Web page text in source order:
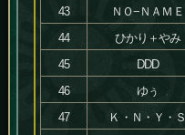
43
ＮＯ−ＮＡＭＥ
44
ひかり＋やみ
45
DDD
46
ゆぅ
47
Ｋ・Ｎ・Ｙ・Ｓ